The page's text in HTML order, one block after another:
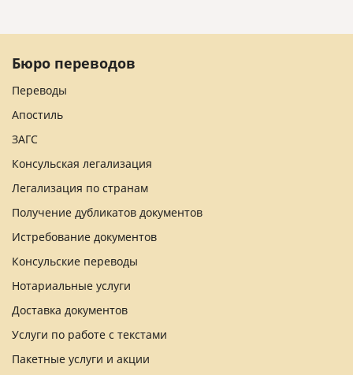
Бюро переводов
Переводы
Апостиль
ЗАГС
Консульская легализация
Легализация по странам
Получение дубликатов документов
Истребование документов
Консульские переводы
Нотариальные услуги
Доставка документов
Услуги по работе с текстами
Пакетные услуги и акции